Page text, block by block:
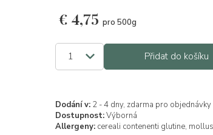
€ 4,75 pro 500g
Přidat do košíku
Dodání v: 2 - 4 dny, zdarma pro
Dostupnost:Výborná
Allergeny: cereali contenenti glutine,